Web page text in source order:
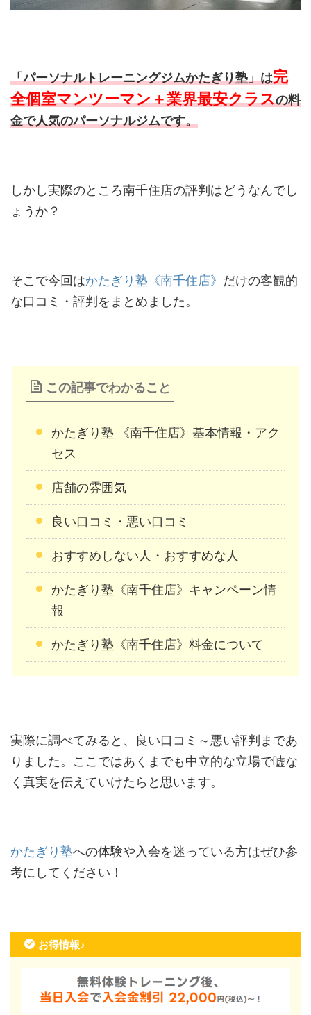
「パーソナルトレーニングジムかたぎり塾」は完
全個室マンツーマン＋業界最安クラスの料
金で人気のパーソナルジムです。
しかし実際のところ南千住店の評判はどうなんでし
ょうか？
そこで今回はかたぎり塾《南千住店》 だけの客観的
な口コミ・評判をまとめました。
この記事でわかること
かたぎり塾 《南千住店》基本情報・アク
セス
店舗の雰囲気
良い口コミ・悪い口コミ
おすすめしない人・おすすめな人
かたぎり塾《南千住店》キャンペーン情
報
かたぎり塾《南千住店》料金について
実際に調べてみると、良い口コミ～悪い評判まであ
りました。ここではあくまでも中立的な立場で嘘な
く真実を伝えていけたらと思います。
かたぎり塾への体験や入会を迷っている方はぜひ参
考にしてください！
お得情報♪